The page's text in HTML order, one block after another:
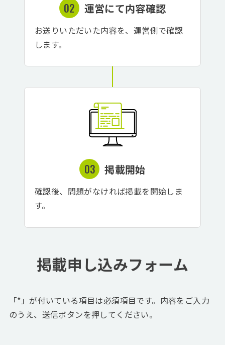
運営にて内容確認
お送りいただいた内容を、運営側で確認
します。
掲載開始
確認後、問題がなければ掲載を開始しま
す。
掲載申し込みフォーム
「*」が付いている項目は必須項目です。内容をご入力
のうえ、送信ボタンを押してください。